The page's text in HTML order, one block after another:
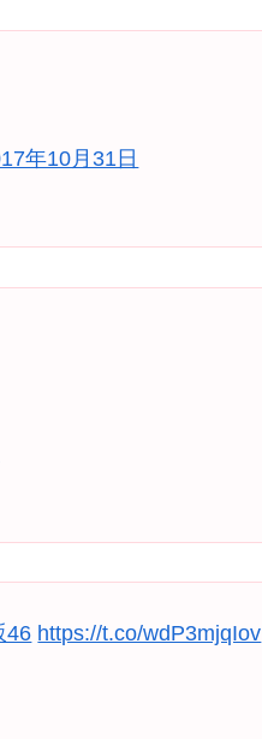
年10月31日
46 https://t.co/wdP3mjqIov